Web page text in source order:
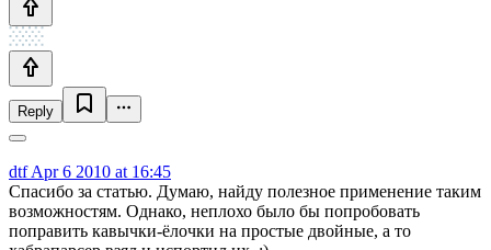
Reply
dtfApr 6 2010 at 16:45
Спасибо за статью. Думаю, найду полезное применение таким
возможностям. Однако, неплохо было бы попробовать
поправить кавычки-ёлочки на простые двойные, а то